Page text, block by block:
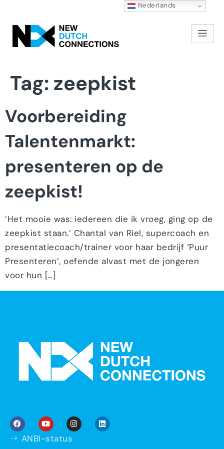
Tag: zeepkist
Voorbereiding
Talentenmarkt:
presenteren op de
zeepkist!
‘Het mooie was: iedereen die ik vroeg, ging op de
zeepkist staan.’ Chantal van Riel, supercoach en
presentatiecoach/trainer voor haar bedrijf ‘Puur
Presenteren’, oefende alvast met de jongeren
voor hun […]
ANBI-status
Nederlands